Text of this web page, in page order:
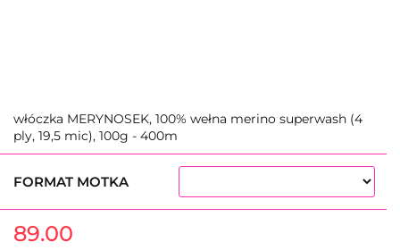
włóczka MERYNOSEK, 100% wełna merino superwash (4
ply, 19,5 mic), 100g - 400m
FORMAT MOTKA
89.00